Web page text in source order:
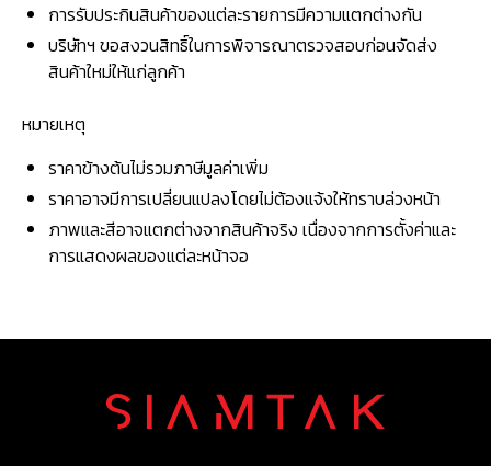
การรับประกินสินค้าของแต่ละรายการมีความแตกต่างกัน
บริษัทฯ ขอสงวนสิทธิ์ในการพิจารณาตรวจสอบก่อนจัดส่ง
สินค้าใหม่ให้แก่ลูกค้า
หมายเหตุ
ราคาข้างต้นไม่รวมภาษีมูลค่าเพิ่ม
ราคาอาจมีการเปลี่ยนแปลงโดยไม่ต้องแจ้งให้ทราบล่วงหน้า
ภาพและสีอาจแตกต่างจากสินค้าจริง เนื่องจากการตั้งค่าและ
การแสดงผลของแต่ละหน้าจอ